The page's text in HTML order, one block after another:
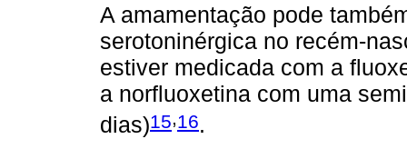
A amamentação pode
serotoninérgica no recém-
estiver medicada com a
a norfluoxetina com uma
dias)15,16.